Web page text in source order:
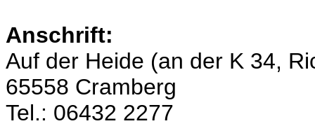
Auf der Heide (an der K 34,
65558 Cramberg
Tel.: 06432 2277